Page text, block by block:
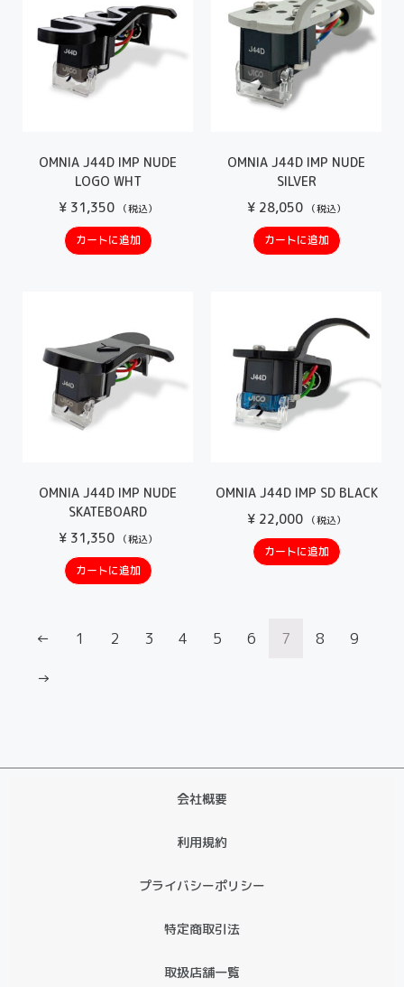
OMNIA J44D IMP NUDE
LOGO WHT
¥31,350 （税込）
カートに追加
OMNIA J44D IMP NUDE
SILVER
¥28,050 （税込）
カートに追加
OMNIA J44D IMP NUDE
SKATEBOARD
¥31,350 （税込）
カートに追加
OMNIA J44D IMP SD BLACK
¥22,000 （税込）
カートに追加
← 1 2 3 4 5 6 7 8
9
→
会社概要
利用規約
プライバシーポリシー
特定商取引法
取扱店舗一覧